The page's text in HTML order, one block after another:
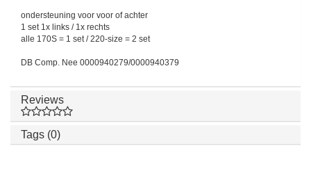
ondersteuning voor voor of achter
1 set 1x links / 1x rechts
alle 170S = 1 set / 220-size = 2 set
DB Comp. Nee 0000940279/0000940379
Reviews
Tags (0)